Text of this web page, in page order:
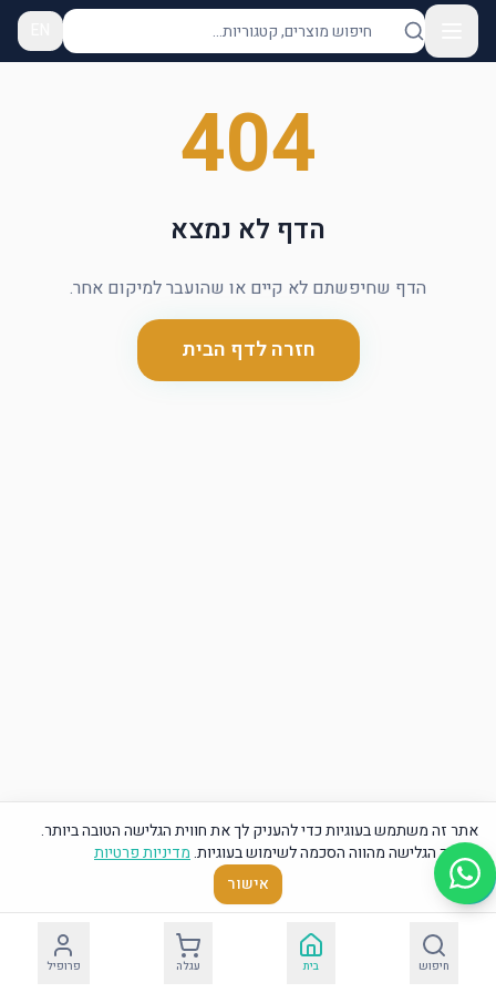
404
הדף לא נמצא
הדף שחיפשתם לא קיים או שהועבר למיקום אחר.
חזרה לדף הבית
חיפוש בית עגלה פרופיל
אתר זה משתמש בעוגיות כדי להעניק לך את חווית הגלישה הטובה ביותר.
המשך הגלישה מהווה הסכמה לשימוש בעוגיות.מדיניות פרטיות
אישור